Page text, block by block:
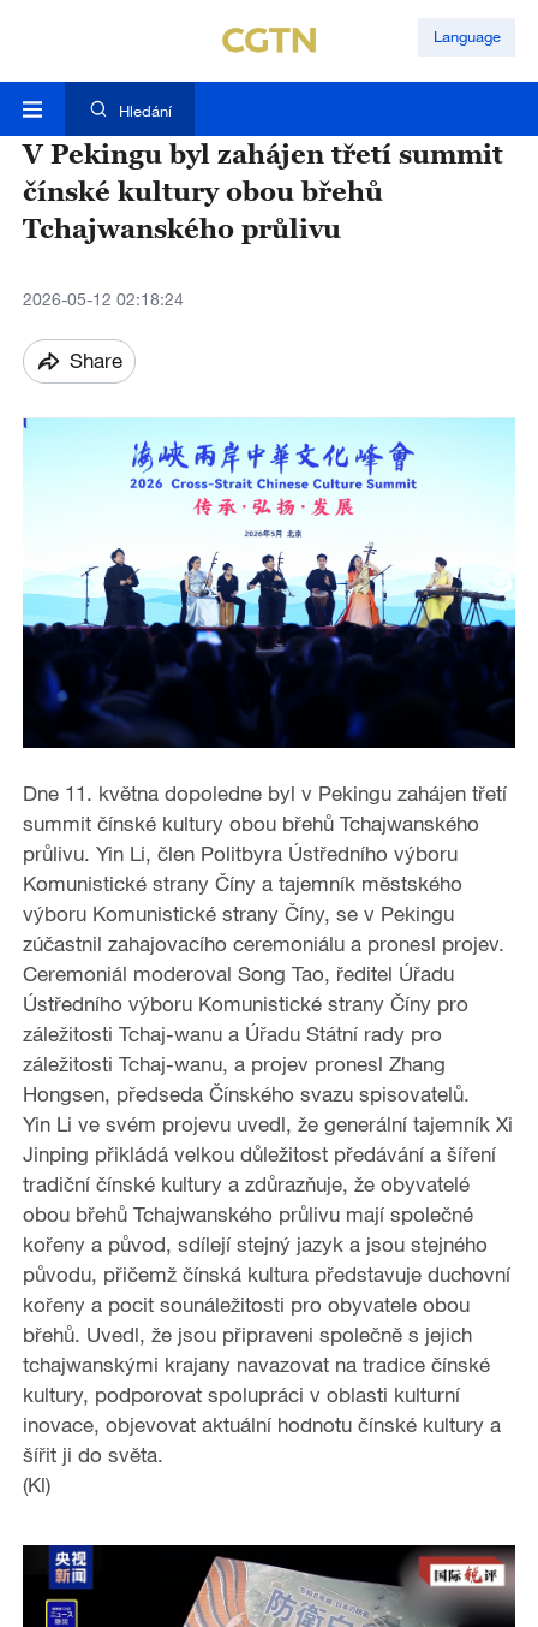
Language
Hledání
V Pekingu byl zahájen třetí summit
čínské kultury obou břehů
Tchajwanského průlivu
2026-05-12 02:18:24
Share
Dne 11. května dopoledne byl v Pekingu zahájen třetí
summit čínské kultury obou břehů Tchajwanského
průlivu. Yin Li, člen Politbyra Ústředního výboru
Komunistické strany Číny a tajemník městského
výboru Komunistické strany Číny, se v Pekingu
zúčastnil zahajovacího ceremoniálu a pronesl projev.
Ceremoniál moderoval Song Tao, ředitel Úřadu
Ústředního výboru Komunistické strany Číny pro
záležitosti Tchaj-wanu a Úřadu Státní rady pro
záležitosti Tchaj-wanu, a projev pronesl Zhang
Hongsen, předseda Čínského svazu spisovatelů.
Yin Li ve svém projevu uvedl, že generální tajemník Xi
Jinping přikládá velkou důležitost předávání a šíření
tradiční čínské kultury a zdůrazňuje, že obyvatelé
obou břehů Tchajwanského průlivu mají společné
kořeny a původ, sdílejí stejný jazyk a jsou stejného
původu, přičemž čínská kultura představuje duchovní
kořeny a pocit sounáležitosti pro obyvatele obou
břehů. Uvedl, že jsou připraveni společně s jejich
tchajwanskými krajany navazovat na tradice čínské
kultury, podporovat spolupráci v oblasti kulturní
inovace, objevovat aktuální hodnotu čínské kultury a
šířit ji do světa.
(Kl)